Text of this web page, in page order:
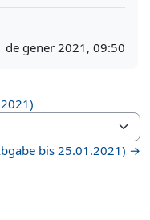
de gener 2021, 09:50
bis 25.01.2021) →